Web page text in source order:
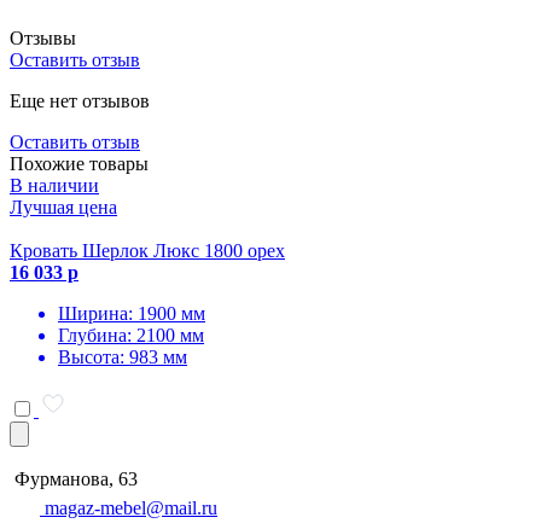
Отзывы
Оставить отзыв
Еще нет отзывов
Оставить отзыв
Похожие товары
В наличии
Лучшая цена
Кровать Шерлок Люкс 1800 орех
16 033 р
Ширина: 1900 мм
Глубина: 2100 мм
Высота: 983 мм
Фурманова, 63
magaz-mebel@mail.ru